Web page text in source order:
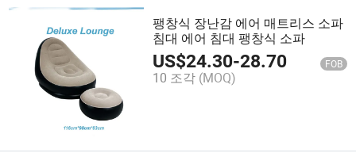
팽창식 장난감 에어 매트리스 소파
침대 에어 침대 팽창식 소파
US$24.30-28.70 FOB
10 조각 (MOQ)